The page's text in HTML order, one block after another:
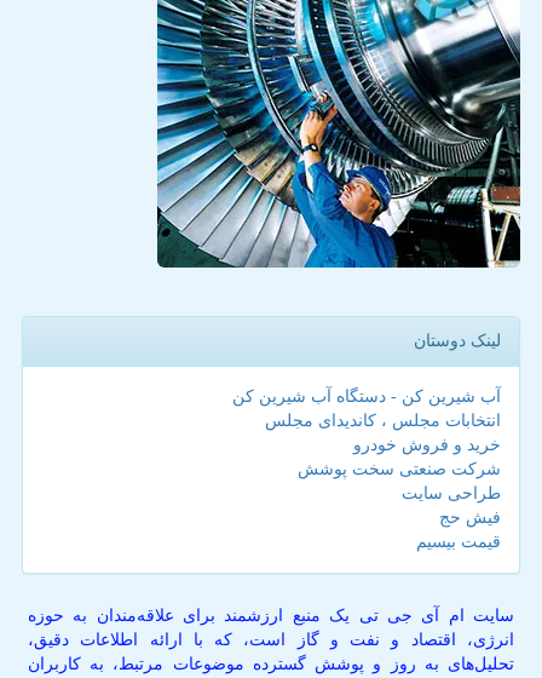
لینک دوستان
آب شیرین کن - دستگاه آب شیرین کن
انتخابات مجلس ، کاندیدای مجلس
خرید و فروش خودرو
شرکت صنعتی سخت پوشش
طراحی سایت
فیش حج
قیمت بیسیم
سایت ام آی جی تی یک منبع ارزشمند برای علاقه‌مندان به حوزه
انرژی، اقتصاد و نفت و گاز است، که با ارائه اطلاعات دقیق،
تحلیل‌های به روز و پوشش گسترده موضوعات مرتبط، به کاربران